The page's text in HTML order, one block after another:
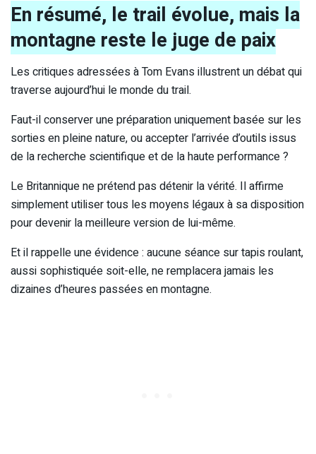
En résumé, le trail évolue, mais la
montagne reste le juge de paix
Les critiques adressées à Tom Evans illustrent un débat qui
traverse aujourd’hui le monde du trail.
Faut-il conserver une préparation uniquement basée sur les
sorties en pleine nature, ou accepter l’arrivée d’outils issus
de la recherche scientifique et de la haute performance ?
Le Britannique ne prétend pas détenir la vérité. Il affirme
simplement utiliser tous les moyens légaux à sa disposition
pour devenir la meilleure version de lui-même.
Et il rappelle une évidence : aucune séance sur tapis roulant,
aussi sophistiquée soit-elle, ne remplacera jamais les
dizaines d’heures passées en montagne.